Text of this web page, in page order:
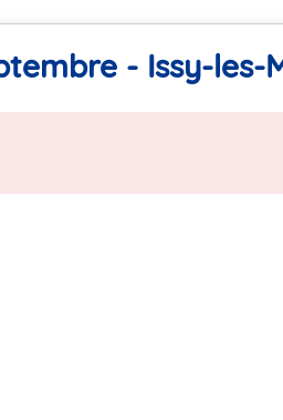
- Issy-les-